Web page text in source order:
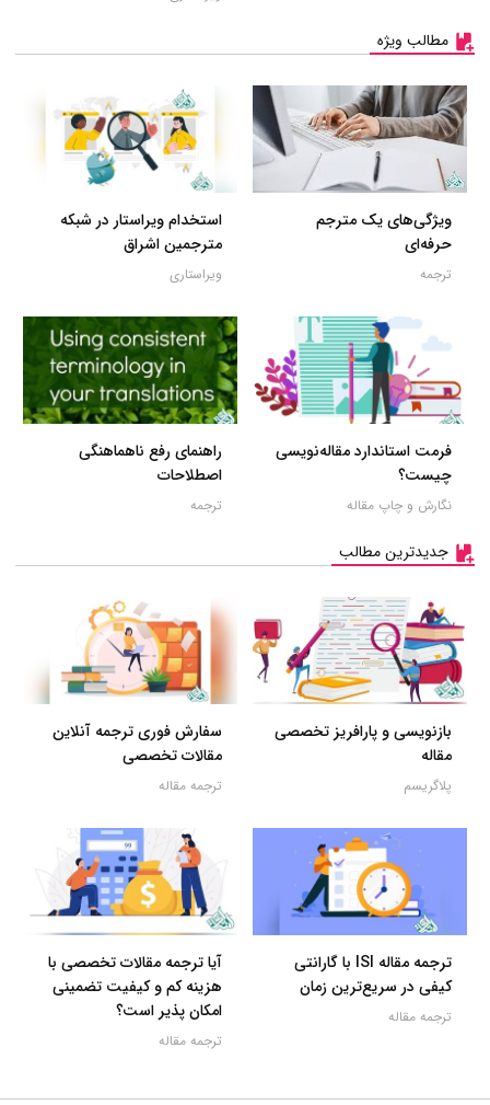
مطالب ویژه
ویژگی‌های یک مترجم
حرفه‌ای
ترجمه
استخدام ویراستار در شبکه
مترجمین اشراق
ویراستاری
فرمت استاندارد مقاله‌نویسی
چیست؟
نگارش و چاپ مقاله
راهنمای رفع ناهماهنگی
اصطلاحات
ترجمه
جدیدترین مطالب
بازنویسی و پارافریز تخصصی
مقاله
پلاگریسم
سفارش فوری ترجمه آنلاین
مقالات تخصصی
ترجمه مقاله
ترجمه مقاله ISI با گارانتی
کیفی در سریع‌ترین زمان
ترجمه مقاله
آیا ترجمه مقالات تخصصی با
هزینه کم و کیفیت تضمینی
امکان پذیر است؟
ترجمه مقاله